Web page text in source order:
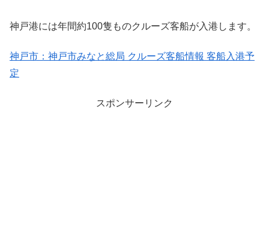
神戸港には年間約100隻ものクルーズ客船が入港します。
神戸市：神戸市みなと総局 クルーズ客船情報 客船入港予
定
スポンサーリンク